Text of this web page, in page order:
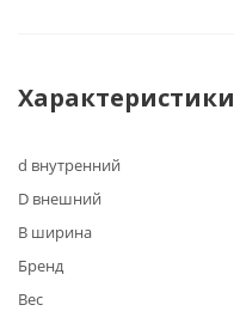
Характеристики
d внутренний
D внешний
B ширина
Бренд
Вес